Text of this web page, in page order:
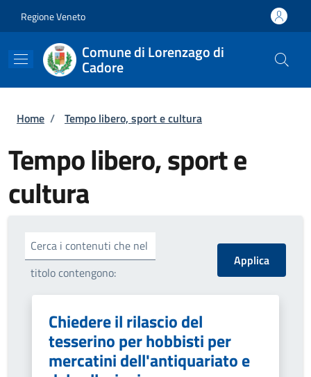
Regione Veneto
Comune di Lorenzago di
Cadore
Briciole di pane
Home / Tempo libero, sport e cultura
Tempo libero, sport e
cultura
Cerca i contenuti che nel
titolo contengono:
Chiedere il rilascio del
tesserino per hobbisti per
mercatini dell'antiquariato e